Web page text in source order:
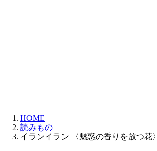
HOME
読みもの
イランイラン 〈魅惑の香りを放つ花〉